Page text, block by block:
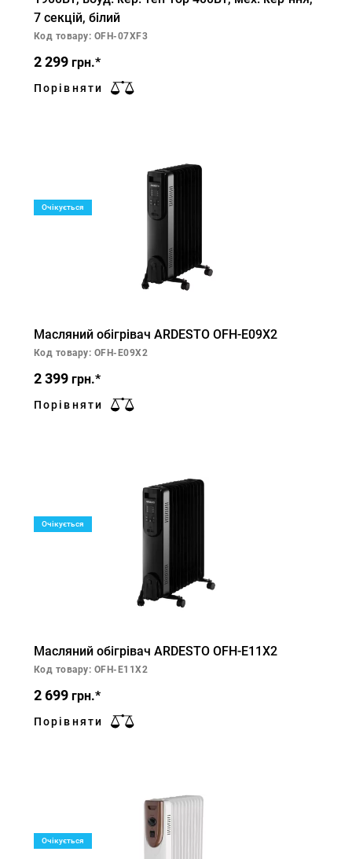
7 секцій, білий
Код товару: OFH-07XF3
2 299 грн.*
Порівняти
Очікується
Масляний обігрівач ARDESTO OFH-E09X2
Код товару: OFH-E09X2
2 399 грн.*
Порівняти
Очікується
Масляний обігрівач ARDESTO OFH-E11X2
Код товару: OFH-E11X2
2 699 грн.*
Порівняти
Очікується